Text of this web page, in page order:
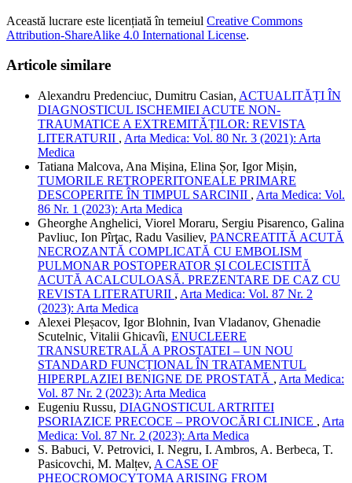
Această lucrare este licențiată în temeiul Creative Commons
Attribution-ShareAlike 4.0 International License.
Articole similare
Alexandru Predenciuc, Dumitru Casian, ACTUALITĂȚI ÎN
DIAGNOSTICUL ISCHEMIEI ACUTE NON-
TRAUMATICE A EXTREMITĂȚILOR: REVISTA
LITERATURII , Arta Medica: Vol. 80 Nr. 3 (2021): Arta
Medica
Tatiana Malcova, Ana Mișina, Elina Șor, Igor Mișin,
TUMORILE RETROPERITONEALE PRIMARE
DESCOPERITE ÎN TIMPUL SARCINII , Arta Medica: Vol.
86 Nr. 1 (2023): Arta Medica
Gheorghe Anghelici, Viorel Moraru, Sergiu Pisarenco, Galina
Pavliuc, Ion Pîrţac, Radu Vasiliev, PANCREATITĂ ACUTĂ
NECROZANTĂ COMPLICATĂ CU EMBOLISM
PULMONAR POSTOPERATOR ŞI COLECISTITĂ
ACUTĂ ACALCULOASĂ. PREZENTARE DE CAZ CU
REVISTA LITERATURII , Arta Medica: Vol. 87 Nr. 2
(2023): Arta Medica
Alexei Pleșacov, Igor Blohnin, Ivan Vladanov, Ghenadie
Scutelnic, Vitalii Ghicavîi, ENUCLEERE
TRANSURETRALĂ A PROSTATEI – UN NOU
STANDARD FUNCȚIONAL ÎN TRATAMENTUL
HIPERPLAZIEI BENIGNE DE PROSTATĂ , Arta Medica:
Vol. 87 Nr. 2 (2023): Arta Medica
Eugeniu Russu, DIAGNOSTICUL ARTRITEI
PSORIAZICE PRECOCE – PROVOCĂRI CLINICE , Arta
Medica: Vol. 87 Nr. 2 (2023): Arta Medica
S. Babuci, V. Petrovici, I. Negru, I. Ambros, A. Berbeca, T.
Pasicovchi, M. Malțev, A CASE OF
PHEOCROMOCYTOMA ARISING FROM